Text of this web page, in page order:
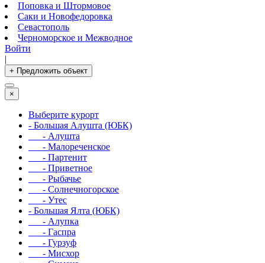
Поповка и Штормовое
Саки и Новофедоровка
Севастополь
Черноморское и Межводное
Войти
|
+ Предложить объект
×
Выберите курорт
- Большая Алушта (ЮБК)
- Алушта
- Малореченское
- Партенит
- Приветное
- Рыбачье
- Солнечногорское
- Утес
- Большая Ялта (ЮБК)
- Алупка
- Гаспра
- Гурзуф
- Мисхор